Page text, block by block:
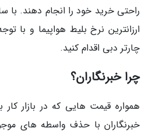
راحتی خرید خود را انجام دهند. با
ارزانترین نرخ بلیط هواپیما و با
چارتر دبی اقدام کنید.
چرا خبرنگاران؟
همواره قیمت هایی که در بازار
خبرنگاران با حذف واسطه های